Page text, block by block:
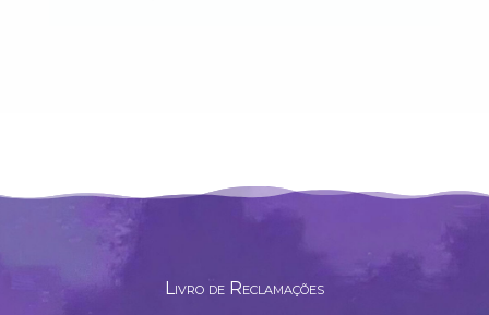
Livro de Reclamações